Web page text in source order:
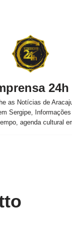
24h
as Notícias de
Sergipe,
agenda cultural